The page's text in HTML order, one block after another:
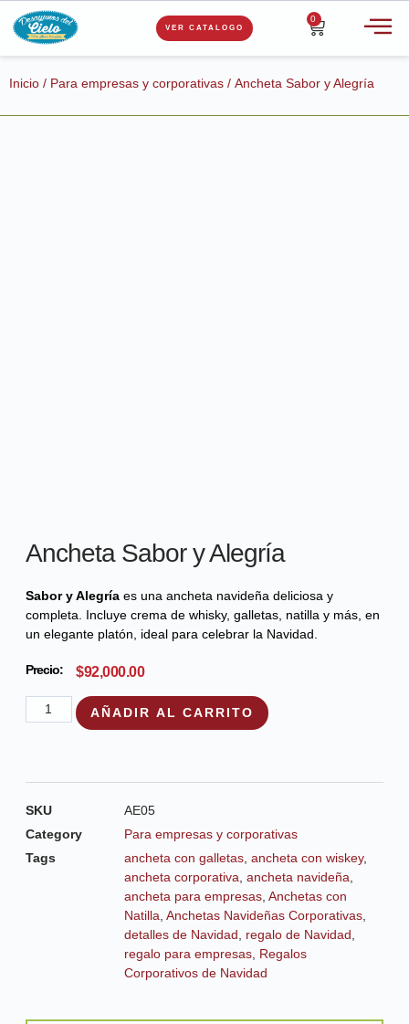
VER CATALOGO
0
Inicio / Para empresas y corporativas / Ancheta Sabor y Alegría
Ancheta Sabor y Alegría
Sabor y Alegría es una ancheta navideña deliciosa y
completa. Incluye crema de whisky, galletas, natilla y más, en
un elegante platón, ideal para celebrar la Navidad.
Precio: $92,000.00
AÑADIR AL CARRITO
SKU
AE05
Category
Para empresas y corporativas
Tags
ancheta con galletas ancheta con wiskey,
ancheta corporativa ancheta navideña
ancheta para empresas Anchetas con
Natilla Anchetas Navideñas Corporativas
detalles de Navidad
regalo de Navidad
regalo para empresas Regalos
Corporativos de Navidad